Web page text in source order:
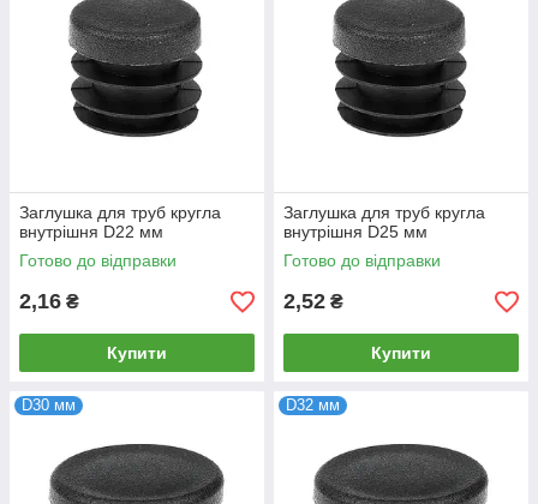
Заглушка для труб кругла
внутрішня D22 мм
Готово до відправки
2,16 ₴
Купити
Заглушка для труб кругла
внутрішня D25 мм
Готово до відправки
2,52 ₴
Купити
D30 мм D32 мм